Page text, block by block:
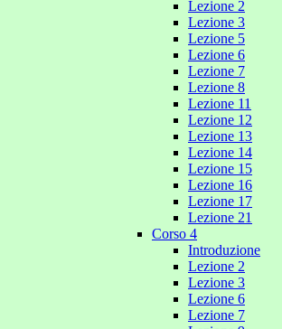
Lezione 2
Lezione 3
Lezione 5
Lezione 6
Lezione 7
Lezione 8
Lezione 11
Lezione 12
Lezione 13
Lezione 14
Lezione 15
Lezione 16
Lezione 17
Lezione 21
Corso 4
Introduzione
Lezione 2
Lezione 3
Lezione 6
Lezione 7